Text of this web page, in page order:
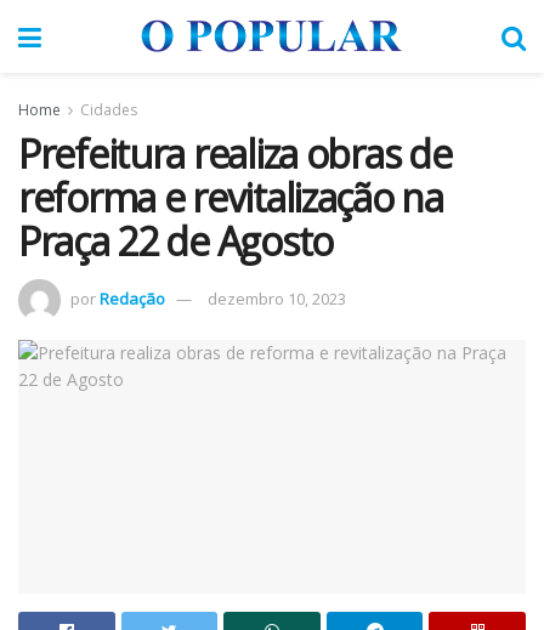
Home Cidades
Prefeitura realiza obras de
reforma e revitalização na
Praça 22 de Agosto
porRedação dezembro 10, 2023